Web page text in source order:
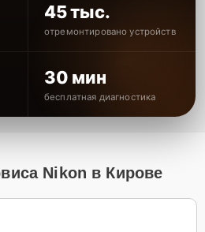
45 тыс.
отремонтировано устройств
30 мин
бесплатная диагностика
Nikon в Кирове